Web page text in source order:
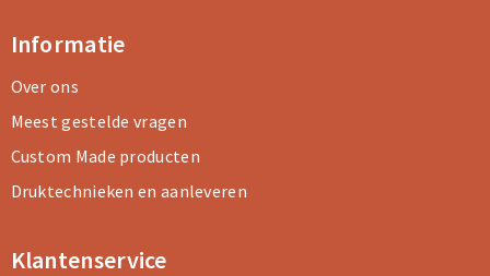
Informatie
Over ons
Meest gestelde vragen
Custom Made producten
Druktechnieken en aanleveren
Klantenservice